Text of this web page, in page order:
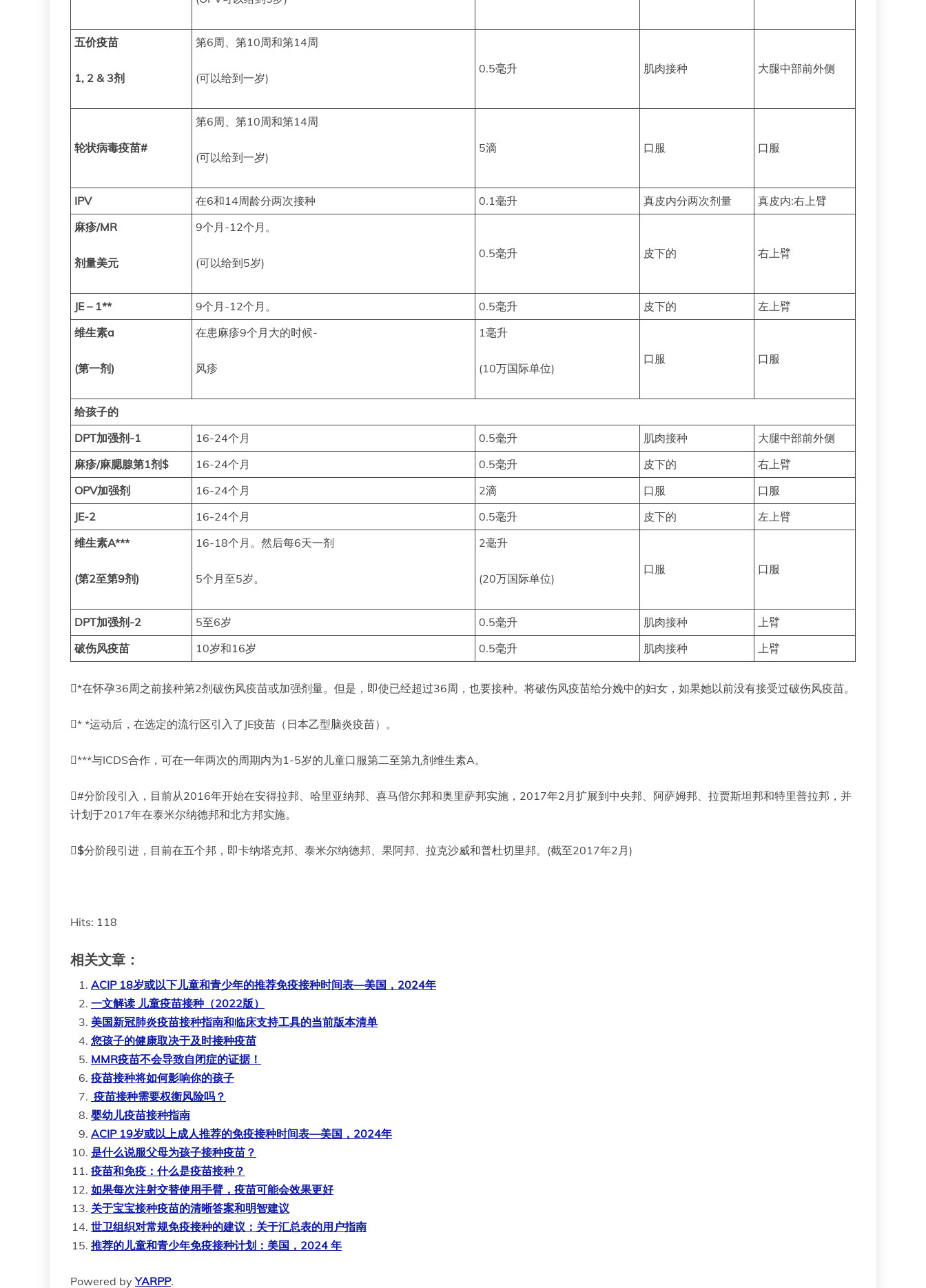
五价疫苗
1, 2 & 3剂
第6周、第10周和第14周
(可以给到一岁)
0.5毫升 肌肉接种 大腿中部前外侧
轮状病毒疫苗#
第6周、第10周和第14周
(可以给到一岁)
5滴 口服 口服
IPV 在6和14周龄分两次接种 0.1毫升 真皮内分两次剂量
真皮内:右上臂
麻疹/MR
剂量美元
9个月-12个月。
(可以给到5岁)
0.5毫升 皮下的 右上臂
JE – 1** 9个月-12个月。 0.5毫升 皮下的
左上臂
维生素a
(第一剂)
在患麻疹9个月大的时候-
风疹
1毫升
(10万国际单位)
口服 口服
给孩子的
DPT加强剂-1
16-24个月 0.5毫升 肌肉接种
大腿中部前外侧
麻疹/麻腮腺第1剂$
16-24个月 0.5毫升 皮下的
右上臂
OPV加强剂
16-24个月 2滴 口服
口服
JE-2
16-24个月 0.5毫升 皮下的
左上臂
维生素A***
(第2至第9剂)
16-18个月。然后每6天一剂
5个月至5岁。
2毫升
(20万国际单位)
口服 口服
DPT加强剂-2 5至6岁 0.5毫升 肌肉接种
上臂
破伤风疫苗
10岁和16岁 0.5毫升 肌肉接种 上臂
*在怀孕36周之前接种第2剂破伤风疫苗或加强剂量。但是，即使已经超过36周，也要接种。将破伤风疫苗给分娩中的妇女，如果她以前没有接受过破伤风疫苗。
* *运动后，在选定的流行区引入了JE疫苗（日本乙型脑炎疫苗）。
***与ICDS合作，可在一年两次的周期内为1-5岁的儿童口服第二至第九剂维生素A。
#分阶段引入，目前从2016年开始在安得拉邦、哈里亚纳邦、喜马偕尔邦和奥里萨邦实施，2017年2月扩展到中央邦、阿萨姆邦、拉贾斯坦邦和特里普拉邦，并
计划于2017年在泰米尔纳德邦和北方邦实施。
$分阶段引进，目前在五个邦，即卡纳塔克邦、泰米尔纳德邦、果阿邦、拉克沙威和普杜切里邦。(截至2017年2月)
Hits: 118
相关文章：
ACIP 18岁或以下儿童和青少年的推荐免疫接种时间表—美国，2024年
一文解读 儿童疫苗接种（2022版）
美国新冠肺炎疫苗接种指南和临床支持工具的当前版本清单
您孩子的健康取决于及时接种疫苗
MMR疫苗不会导致自闭症的证据！
疫苗接种将如何影响你的孩子
疫苗接种需要权衡风险吗？
婴幼儿疫苗接种指南
ACIP 19岁或以上成人推荐的免疫接种时间表—美国，2024年
是什么说服父母为孩子接种疫苗？
疫苗和免疫：什么是疫苗接种？
如果每次注射交替使用手臂，疫苗可能会效果更好
关于宝宝接种疫苗的清晰答案和明智建议
世卫组织对常规免疫接种的建议：关于汇总表的用户指南
推荐的儿童和青少年免疫接种计划：美国，2024 年
Powered byYARPP.